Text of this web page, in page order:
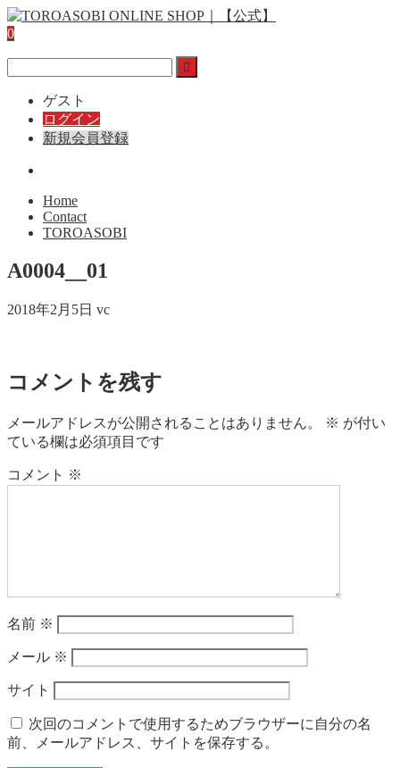
0
ゲスト
ログイン
新規会員登録
Home
Contact
TOROASOBI
A0004__01
2018年2月5日 vc
コメントを残す
メールアドレスが公開されることはありません。 ※ が付い
ている欄は必須項目です
コメント ※
名前 ※
メール ※
サイト
次回のコメントで使用するためブラウザーに自分の名
前、メールアドレス、サイトを保存する。